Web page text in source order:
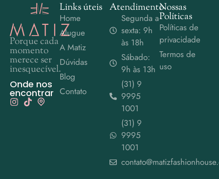
Porque cada
momento
merece ser
inesquecível.
Onde nos
encontrar
Links úteis
Home
Alugue
A Matiz
Dúvidas
Blog
Contato
Atendimento
Segunda a
sexta: 9h
às 18h
Sábado:
9h às 13h
(31) 9
9995
1001
(31) 9
9995
1001
Nossas
Políticas
Políticas de
privacidade
Termos de
uso